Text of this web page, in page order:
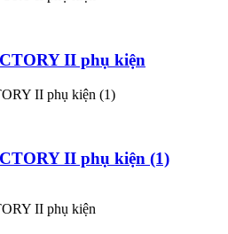
II phụ kiện
II phụ kiện (1)